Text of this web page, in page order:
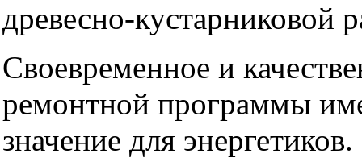
древесно-кустарниковой
Своевременное и
ремонтной программы
значение для